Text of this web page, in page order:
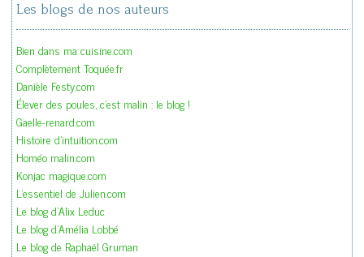
Les blogs de nos auteurs
Bien dans ma cuisine.com
Complètement Toquée.fr
Danièle Festy.com
Élever des poules, c'est malin : le blog !
Gaelle-renard.com
Histoire d'intuition.com
Homéo malin.com
Konjac magique.com
L'essentiel de Julien.com
Le blog d'Alix Leduc
Le blog d'Amélia Lobbé
Le blog de Raphaël Gruman